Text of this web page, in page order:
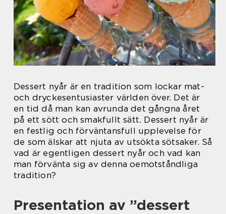
Dessert nyår är en tradition som lockar mat-
och dryckesentusiaster världen över. Det är
en tid då man kan avrunda det gångna året
på ett sött och smakfullt sätt. Dessert nyår är
en festlig och förväntansfull upplevelse för
de som älskar att njuta av utsökta sötsaker. Så
vad är egentligen dessert nyår och vad kan
man förvänta sig av denna oemotståndliga
tradition?
Presentation av ”dessert